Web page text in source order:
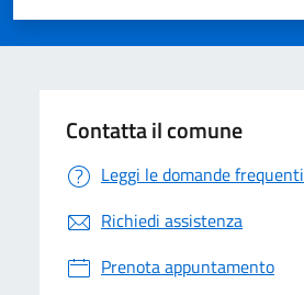
Valuta 5 stelle su 5
Valuta 4 stelle su 5
Valuta 3 stelle su 5
Valuta 2 stelle su 5
Valuta 1 stelle su 5
Contatta il comune
Leggi le domande frequenti
Richiedi assistenza
Prenota appuntamento